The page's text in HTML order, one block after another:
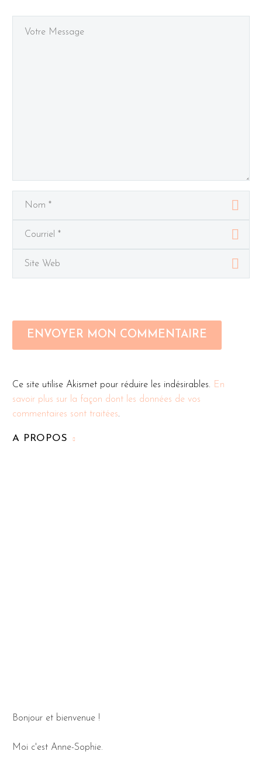
ENVOYER MON COMMENTAIRE
Ce site utilise Akismet pour réduire les indésirables. En
savoir plus sur la façon dont les données de vos
commentaires sont traitées.
A PROPOS
Bonjour et bienvenue !
Moi c'est Anne-Sophie.